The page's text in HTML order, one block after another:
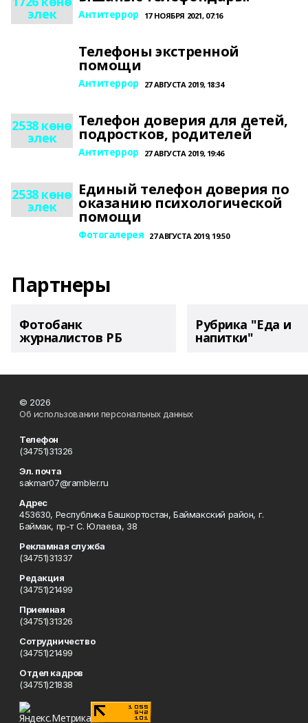
элек Антитеррор 17 НОЯБРЯ 2021, 07:16
Телефоны экстренной
помощи
Антитеррор 27 АВГУСТА 2019, 18:34
2538 көнө
элек
Телефон доверия для детей,
подростков, родителей
Антитеррор 27 АВГУСТА 2019, 19:46
2538 көнө
элек
Единый телефон доверия по
оказанию психологической
помощи
Фотогалерея 27 АВГУСТА 2019, 19:50
Партнеры
Фотобанк
журналистов РБ
Рубрика "Еда и
напитки"
© 2026
Об использовании персональных данных
Телефон
(34751)31326
Эл. почта
sakmar07@rambler.ru
Адрес
453630, Республика Башкортостан, Баймакский район, г.
Баймак, пр-т С. Юлаева, 38
Рекламная служба
(34751)31337
Редакция
(34751)21499
Приемная
(34751)31326
Сотрудничество
(34751)21499
Отдел кадров
(34751)21838